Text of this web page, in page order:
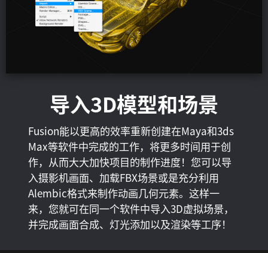
导入3D模型和场景
Fusion能以更高的效率重新创建在Maya和3ds
Max等软件中完成的工作，将更多时间用于创
作，从而大大加快项目的制作进度！您可以导
入摄影机画面、加载FBX场景或是充分利用
Alembic格式来制作动画几何元素。这样一
来，您就可在同一个软件中导入3D虚拟场景，
并完成画面合成、灯光添加以及渲染等工序！